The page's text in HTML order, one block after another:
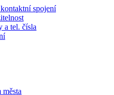
spojení
a tel. čísla